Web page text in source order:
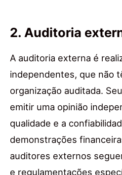
2. Auditoria
A auditoria externa é
independentes, que não
organização auditada.
emitir uma opinião
qualidade e a
demonstrações
auditores externos
e regulamentações